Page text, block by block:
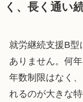
く、長く通い
就労継続支援B型
ありません。何
年数制限はなく
れるのが大きな